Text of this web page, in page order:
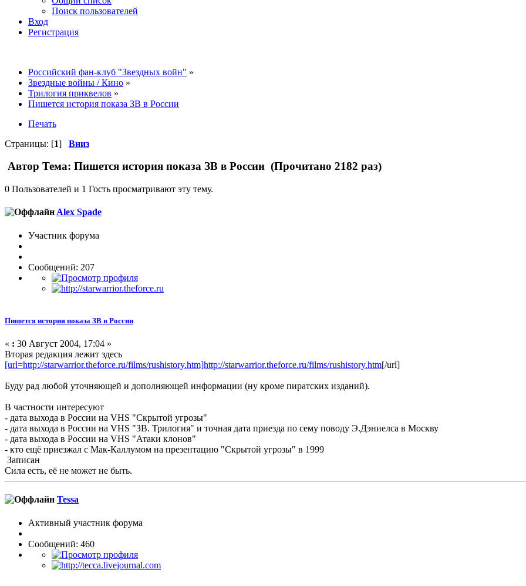
Поиск пользователей
Вход
Регистрация
Российский фан-клуб "Звездных войн" »
Звездные войны / Кино »
Трилогия приквелов »
Пишется история показа ЗВ в России
Печать
Страницы: [1] Вниз
Автор Тема: Пишется история показа ЗВ в России (Прочитано 2182 раз)
0 Пользователей и 1 Гость просматривают эту тему.
Alex Spade
Участник форума
Сообщений: 207
Пишется история показа ЗВ в России
« : 30 Август 2004, 17:04 »
Вторая редакция лежит здесь
[url=http://starwarrior.theforce.ru/films/rushistory.htm]http://starwarrior.theforce.ru/films/rushistory.htm[/url]
Буду рад любой уточняющей и дополняющей информации (ну кроме пиратских изданий).
В частности интересуют
- дата выхода в России на VHS "Скрытой угрозы"
- дата выхода в России на VHS "ЗВ. Трилогия" и точная дата приезда по сему поводу Э.Дэниелса в Москву
- дата выхода в России на VHS "Атаки клонов"
- кто ещё приезжал с Мак-Каллумом на презентацию "Скрытой угрозы" в 1999
Записан
Сила есть, её не может не быть.
Tessa
Активный участник форума
Сообщений: 460